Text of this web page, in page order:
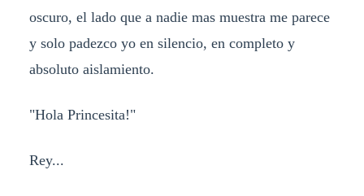
oscuro, el lado que a nadie mas muestra me parece
y solo padezco yo en silencio, en completo y
absoluto aislamiento.
"Hola Princesita!"
Rey...